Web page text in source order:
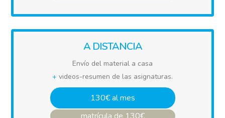
A DISTANCIA
Envío del material a casa
+ videos-resumen de las asignaturas.
130€ al mes